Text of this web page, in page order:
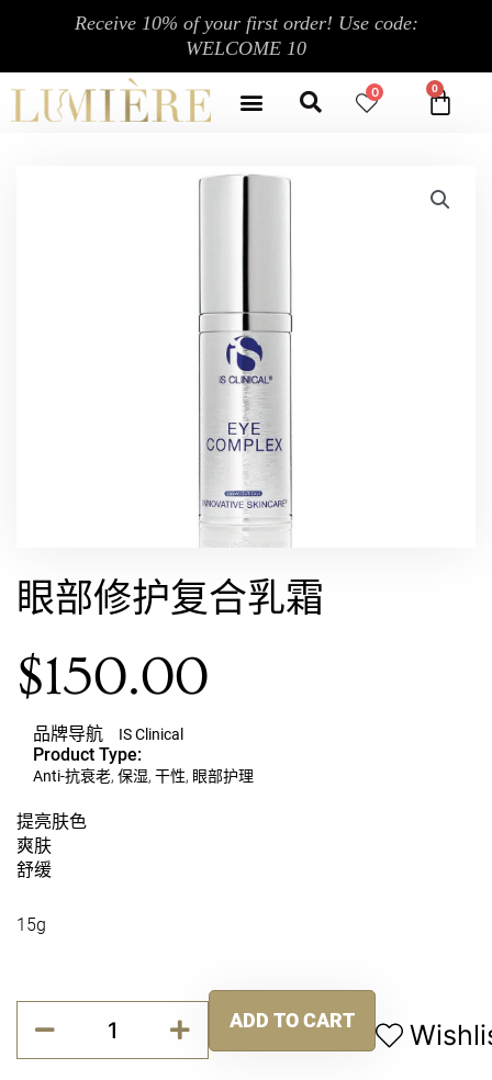
Receive 10% of your first order! Use code:
WELCOME 10
MenuSearch
0
眼部修护复合乳霜
$150.00
品牌导航 IS Clinical
Product Type:
Anti-抗衰老, 保湿, 干性, 眼部护理
提亮肤色
爽肤
舒缓
15g
眼
ADD TO CART